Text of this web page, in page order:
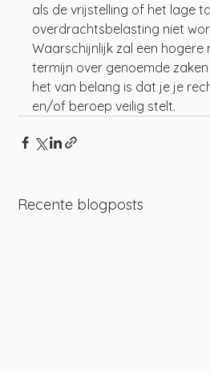
als de vrijstelling of het lage
overdrachtsbelasting niet
Waarschijnlijk zal een
termijn over genoemde
het van belang is dat je je
en/of beroep veilig stelt.
Recente blogposts